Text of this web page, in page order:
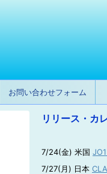
お問い合わせフォーム
リリース・カ
7/24(金) 米国
7/27(月) 日本